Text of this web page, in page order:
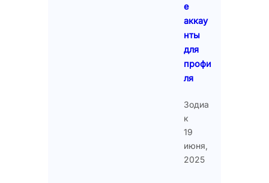
е
аккау
нты
для
профи
ля
Зодиа
к
19
июня,
2025